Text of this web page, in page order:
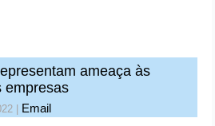
ameaça às
empresas
Email